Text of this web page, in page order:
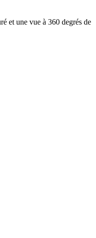
et une vue à 360 degrés de